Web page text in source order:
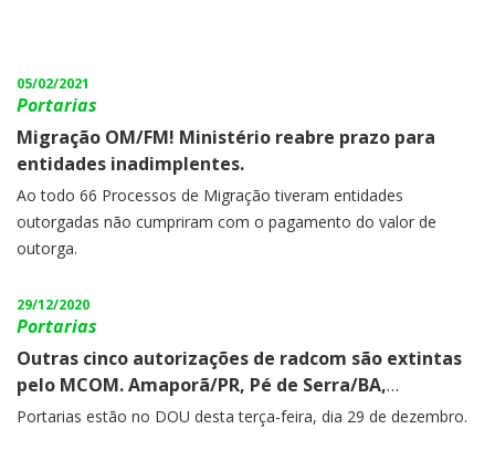
05/02/2021
Portarias
Migração OM/FM! Ministério reabre prazo para
entidades inadimplentes.
Ao todo 66 Processos de Migração tiveram entidades
outorgadas não cumpriram com o pagamento do valor de
outorga.
29/12/2020
Portarias
Outras cinco autorizações de radcom são extintas
pelo MCOM. Amaporã/PR, Pé de Serra/BA,
Cariacica/ES, Nova Belém/MG e Miranda/MS.
Portarias estão no DOU desta terça-feira, dia 29 de dezembro.